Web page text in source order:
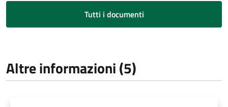
Tutti i documenti
Altre informazioni (5)